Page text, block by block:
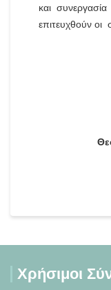
και
επιτευχθούν οι
Χρήσιμοι